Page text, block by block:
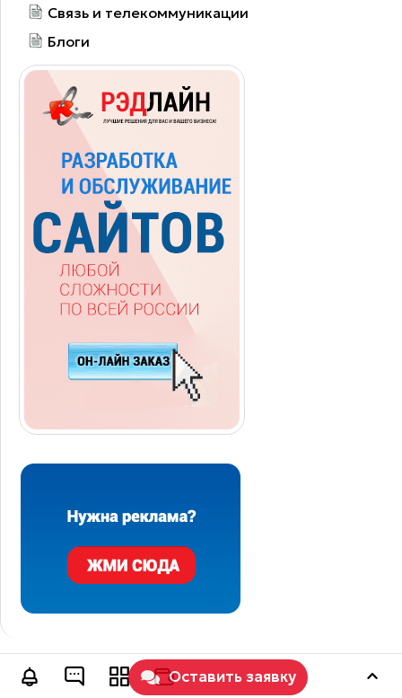
Связь и телекоммуникации
Блоги
Оставить заявку